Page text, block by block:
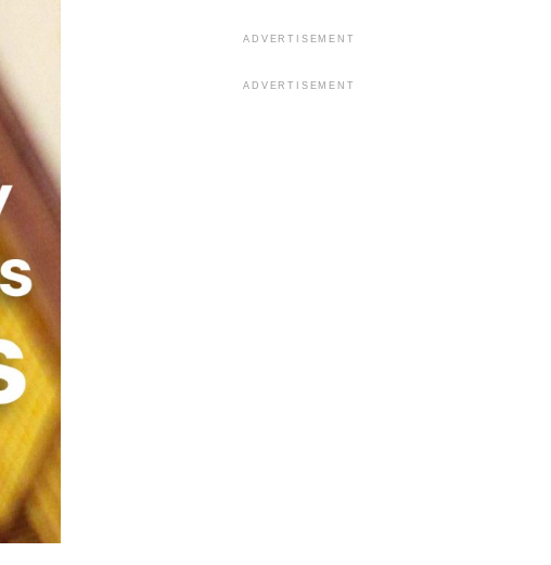
ADVERTISEMENT
ADVERTISEMENT